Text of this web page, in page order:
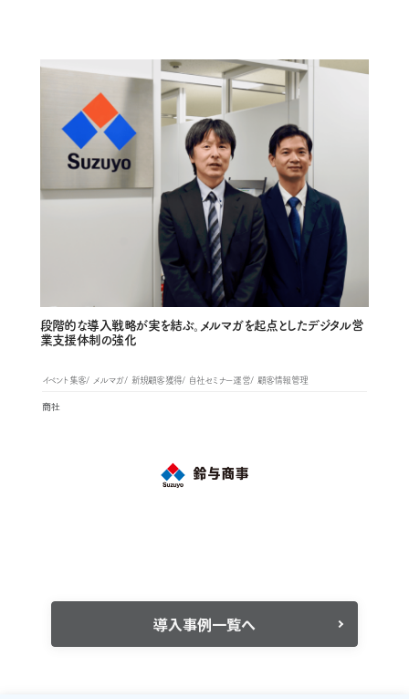
段階的な導入戦略が実を結ぶ。メルマガを起点としたデジタル営
業支援体制の強化
イベント集客 メルマガ 新規顧客獲得 自社セミナー運営 顧客情報管理
商社
導入事例一覧へ